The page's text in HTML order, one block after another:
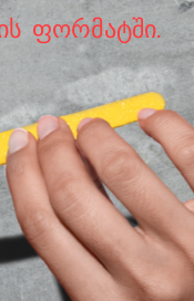
ᲤᲝᲠᲛᲐᲢᲨᲘ.